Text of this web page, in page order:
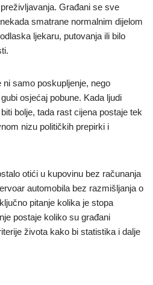
Građani se sve
smatrane normalnim dijelom
ljekaru, putovanja ili bilo
samo poskupljenje, nego
osjećaj pobune. Kada ljudi
bolje, tada rast cijena postaje tek
nizu političkih prepirki i
otići u kupovinu bez računanja
automobila bez razmišljanja o
pitanje kolika je stopa
postaje koliko su građani
života kako bi statistika i dalje